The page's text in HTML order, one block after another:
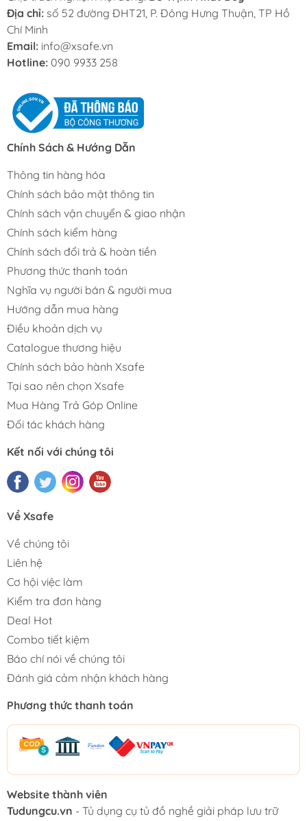
Địa chỉ: số 52 đường ĐHT21, P. Đông Hưng Thuận, TP Hồ
Chí Minh
Email: info@xsafe.vn
Hotline: 090 9933 258
Chính Sách & Hướng Dẫn
Thông tin hàng hóa
Chính sách bảo mật thông tin
Chính sách vận chuyển & giao nhận
Chính sách kiểm hàng
Chính sách đổi trả & hoàn tiền
Phương thức thanh toán
Nghĩa vụ người bán & người mua
Hướng dẫn mua hàng
Điều khoản dịch vụ
Catalogue thương hiệu
Chính sách bảo hành Xsafe
Tại sao nên chọn Xsafe
Mua Hàng Trả Góp Online
Đối tác khách hàng
Kết nối với chúng tôi
Về Xsafe
Về chúng tôi
Liên hệ
Cơ hội việc làm
Kiểm tra đơn hàng
Deal Hot
Combo tiết kiệm
Báo chí nói về chúng tôi
Đánh giá cảm nhận khách hàng
Phương thức thanh toán
Website thành viên
Tudungcu.vn - Tủ dụng cụ tủ đồ nghề giải pháp lưu trữ